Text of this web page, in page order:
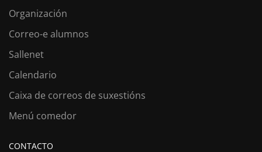
Organización
Correo-e alumnos
Sallenet
Calendario
Caixa de correos de suxestións
Menú comedor
CONTACTO